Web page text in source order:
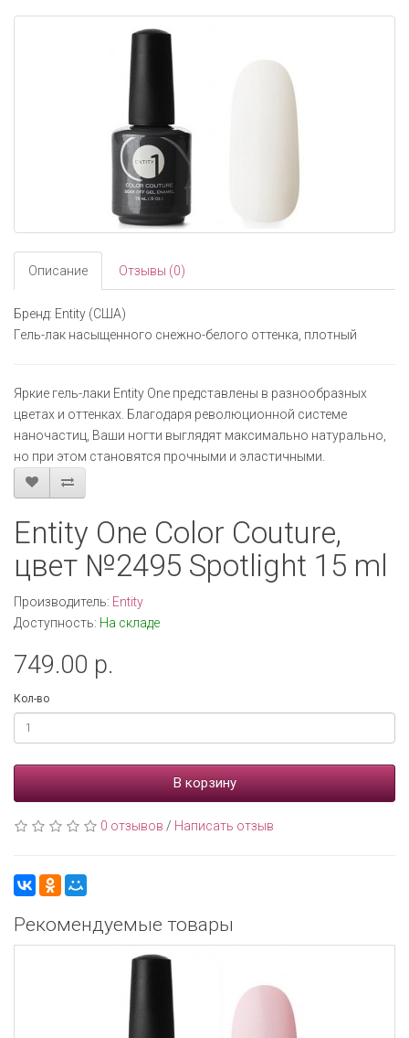
Описание Отзывы (0)
Бренд: Entity (США)
Гель-лак насыщенного снежно-белого оттенка, плотный
Яркие гель-лаки Entity One представлены в разнообразных
цветах и оттенках. Благодаря революционной системе
наночастиц, Ваши ногти выглядят максимально натурально,
но при этом становятся прочными и эластичными.
Entity One Color Couture,
цвет №2495 Spotlight 15 ml
Производитель: Entity
Доступность: На складе
749.00 р.
Кол-во
В корзину
0 отзывов / Написать отзыв
Рекомендуемые товары